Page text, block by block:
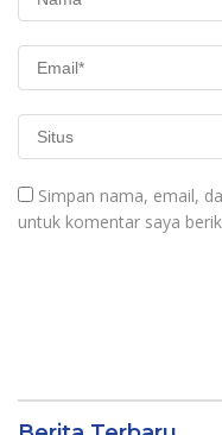
Simpan nama, email,
untuk komentar saya